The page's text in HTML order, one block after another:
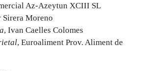
Az-Azeytun XCIII SL
Sirera Moreno
, Ivan Caelles Colomes
, Euroaliment Prov. Aliment de